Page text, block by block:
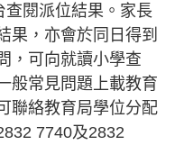
閱派位結果。家長
果，亦會於同日得到
，可向就讀小學查
般常見問題上載教育
聯絡教育局學位分配
7740及2832